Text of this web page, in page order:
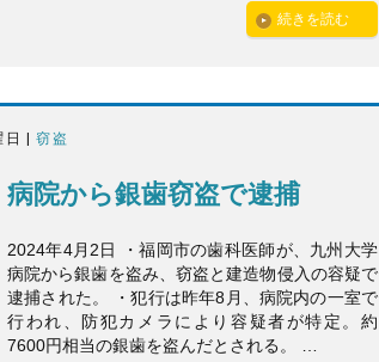
続きを読む
日 |窃盗
病院から銀歯窃盗で逮捕
2024年4月2日 ・福岡市の歯科医師が、九州大学
病院から銀歯を盗み、窃盗と建造物侵入の容疑で
逮捕された。 ・犯行は昨年8月、病院内の一室で
行われ、防犯カメラにより容疑者が特定。約
7600円相当の銀歯を盗んだとされる。 …